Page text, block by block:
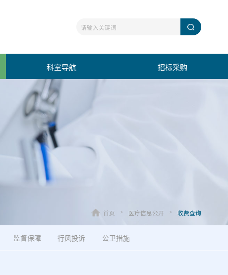
科室导航 招标采购
首页 > 医疗信息公开 > 收费查询
监督保障 行风投诉 公卫措施